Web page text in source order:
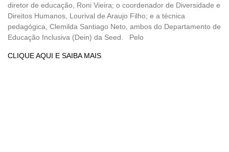
diretor de educação, Roni Vieira; o coordenador de Diversidade e
Direitos Humanos, Lourival de Araujo Filho; e a técnica
pedagógica, Clemilda Santiago Neto, ambos do Departamento de
Educação Inclusiva (Dein) da Seed. Pelo
CLIQUE AQUI E SAIBA MAIS